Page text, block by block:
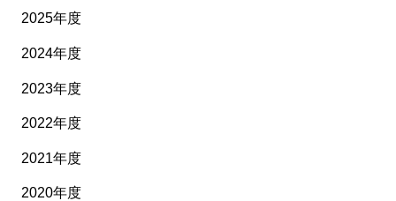
2025年度
2024年度
2023年度
2022年度
2021年度
2020年度